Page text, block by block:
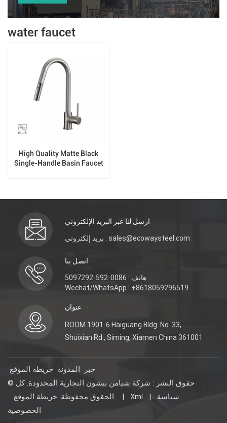
water faucet
High Quality Matte Black
Single-Handle Basin Faucet
ارسل لنا عبر البريد الإلكتروني
بريد إلكتروني : sales@ecowaysteel.com
اتصل بنا
هاتف : 0086-592-5097292
Wechat/WhatsApp : +8618059296519
عنوان
ROOM 1901-6 Haiguang Bldg. No. 33,
Shuixian Rd., Siming, Xiamen China 361001
خريطة الموقع المدونة
خبر
© حقوق النشر : شركة شيامن بيشون التجارية المحدودة. كل
الحقوق محفوظة .
| Xml |
سياسة
الخصوصية